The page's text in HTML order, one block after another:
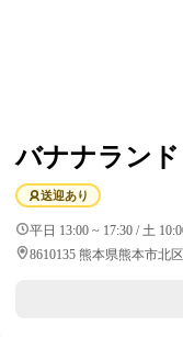
バナナランド
送迎あり
平日 13:00 ~ 17:30 / 土
8610135 熊本県熊本市北